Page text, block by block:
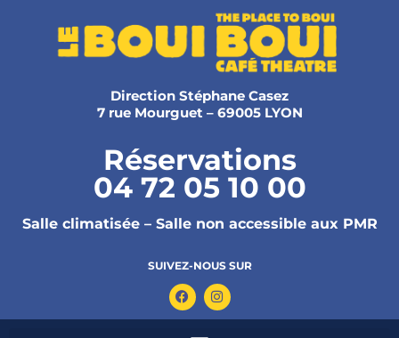
Direction Stéphane Casez
7 rue Mourguet – 69005 LYON
Réservations
04 72 05 10 00
Salle climatisée – Salle non accessible aux PMR
SUIVEZ-NOUS SUR